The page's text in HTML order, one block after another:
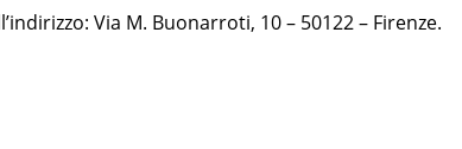
Via M. Buonarroti, 10 – 50122 – Firenze.